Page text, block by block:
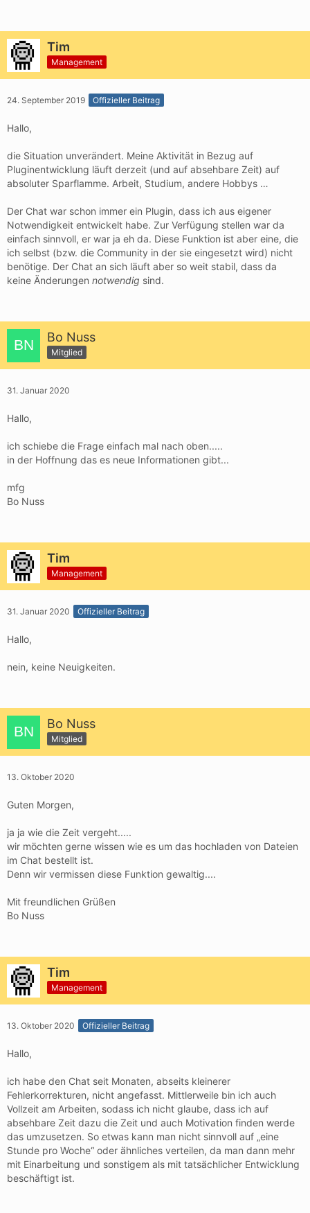
Tim
Management
24. September 2019 Offizieller Beitrag
Hallo,
die Situation unverändert. Meine Aktivität in Bezug auf
Pluginentwicklung läuft derzeit (und auf absehbare Zeit) auf
absoluter Sparflamme. Arbeit, Studium, andere Hobbys …
Der Chat war schon immer ein Plugin, dass ich aus eigener
Notwendigkeit entwickelt habe. Zur Verfügung stellen war da
einfach sinnvoll, er war ja eh da. Diese Funktion ist aber eine, die
ich selbst (bzw. die Community in der sie eingesetzt wird) nicht
benötige. Der Chat an sich läuft aber so weit stabil, dass da
keine Änderungen notwendig sind.
Bo Nuss
Mitglied
31. Januar 2020
Hallo,
ich schiebe die Frage einfach mal nach oben.....
in der Hoffnung das es neue Informationen gibt...
mfg
Bo Nuss
Tim
Management
31. Januar 2020 Offizieller Beitrag
Hallo,
nein, keine Neuigkeiten.
Bo Nuss
Mitglied
13. Oktober 2020
Guten Morgen,
ja ja wie die Zeit vergeht.....
wir möchten gerne wissen wie es um das hochladen von Dateien
im Chat bestellt ist.
Denn wir vermissen diese Funktion gewaltig....
Mit freundlichen Grüßen
Bo Nuss
Tim
Management
13. Oktober 2020 Offizieller Beitrag
Hallo,
ich habe den Chat seit Monaten, abseits kleinerer
Fehlerkorrekturen, nicht angefasst. Mittlerweile bin ich auch
Vollzeit am Arbeiten, sodass ich nicht glaube, dass ich auf
absehbare Zeit dazu die Zeit und auch Motivation finden werde
das umzusetzen. So etwas kann man nicht sinnvoll auf „eine
Stunde pro Woche“ oder ähnliches verteilen, da man dann mehr
mit Einarbeitung und sonstigem als mit tatsächlicher Entwicklung
beschäftigt ist.